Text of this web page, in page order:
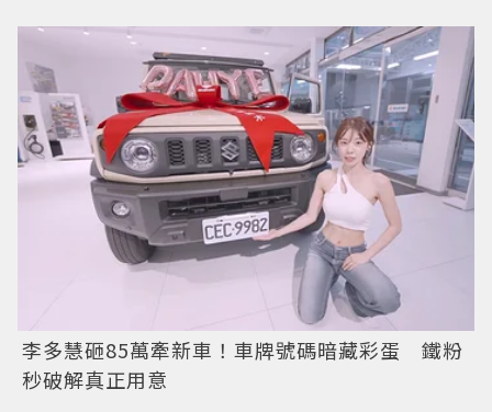
李多慧砸85萬牽新車！車牌號碼暗藏彩蛋 鐵粉
秒破解真正用意